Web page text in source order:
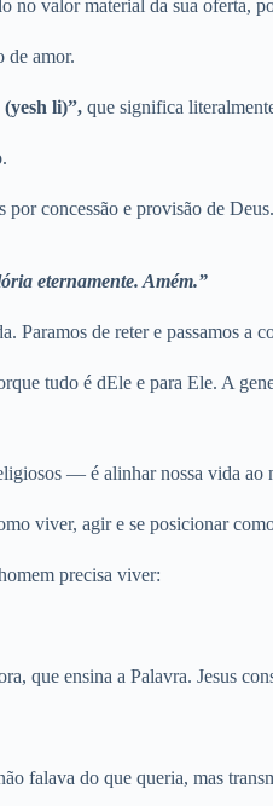
no valor material da sua oferta,
de amor.
“יֵשׁ לִי (yesh li)”, que significa
concessão e provisão de
eternamente. Amém.”
Paramos de reter e passamos a
tudo é dEle e para Ele. A
— é alinhar nossa vida ao
viver, agir e se posicionar
precisa viver:
que ensina a Palavra. Jesus
falava do que queria, mas